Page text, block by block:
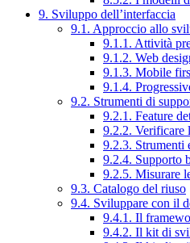
9. Sviluppo dell’interfaccia
9.1. Approccio allo
9.1.1. Attività
9.1.2. Web
9.1.3. Mobile
9.1.4.
9.2. Strumenti di
9.2.1. Feature
9.2.2. Verificare
9.2.3. Strumenti
9.2.4. Supporto
9.2.5. Misurare
9.3. Catalogo del riuso
9.4. Sviluppare con il
9.4.1. Il
9.4.2. Il kit di